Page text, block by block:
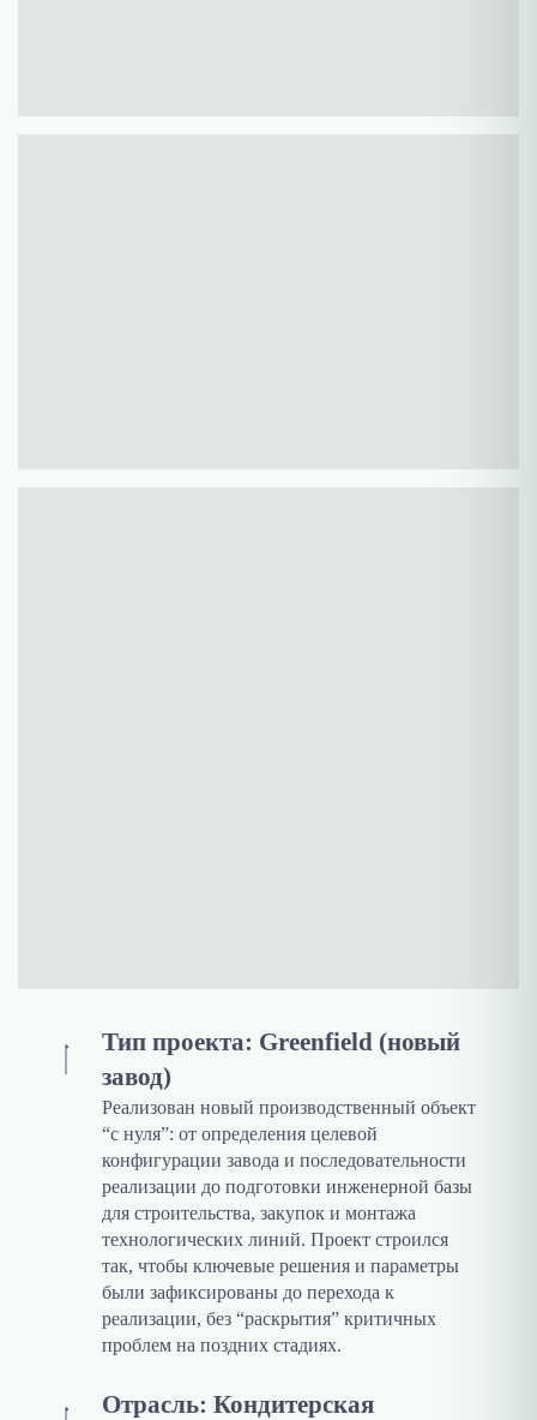
Тип проекта: Greenfield (новый
завод)
Реализован новый производственный объект
“с нуля”: от определения целевой
конфигурации завода и последовательности
реализации до подготовки инженерной базы
для строительства, закупок и монтажа
технологических линий. Проект строился
так, чтобы ключевые решения и параметры
были зафиксированы до перехода к
реализации, без “раскрытия” критичных
проблем на поздних стадиях.
Отрасль: Кондитерская